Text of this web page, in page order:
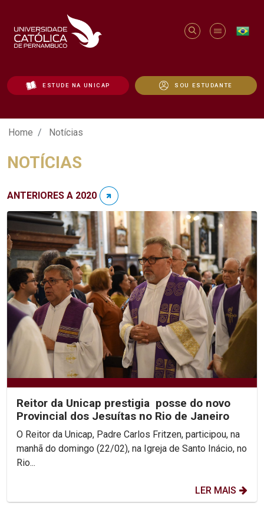
ESTUDE NA UNICAP SOU ESTUDANTE
Notícias - Unicap
Home Notícias
NOTÍCIAS
ANTERIORES A 2020
Reitor da Unicap prestigia posse do novo
Provincial dos Jesuítas no Rio de Janeiro
O Reitor da Unicap, Padre Carlos Fritzen, participou, na
manhã do domingo (22/02), na Igreja de Santo Inácio, no
Rio...
LER MAIS